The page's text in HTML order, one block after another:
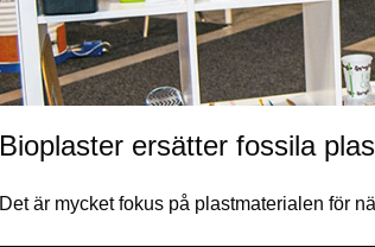
Bioplaster ersätter fossila
Det är mycket fokus på plastmaterialen för